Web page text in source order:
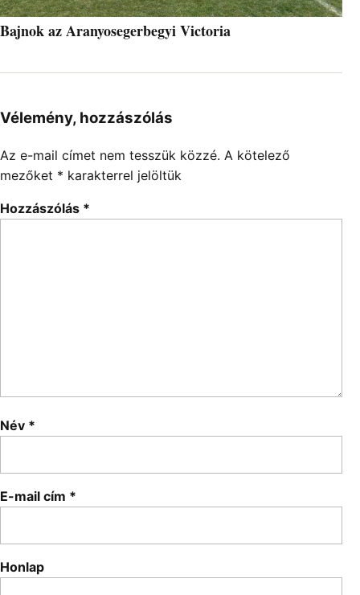
Bajnok az Aranyosegerbegyi Victoria
Vélemény, hozzászólás
Az e-mail címet nem tesszük közzé. A kötelező
mezőket * karakterrel jelöltük
Hozzászólás *
Név *
E-mail cím *
Honlap